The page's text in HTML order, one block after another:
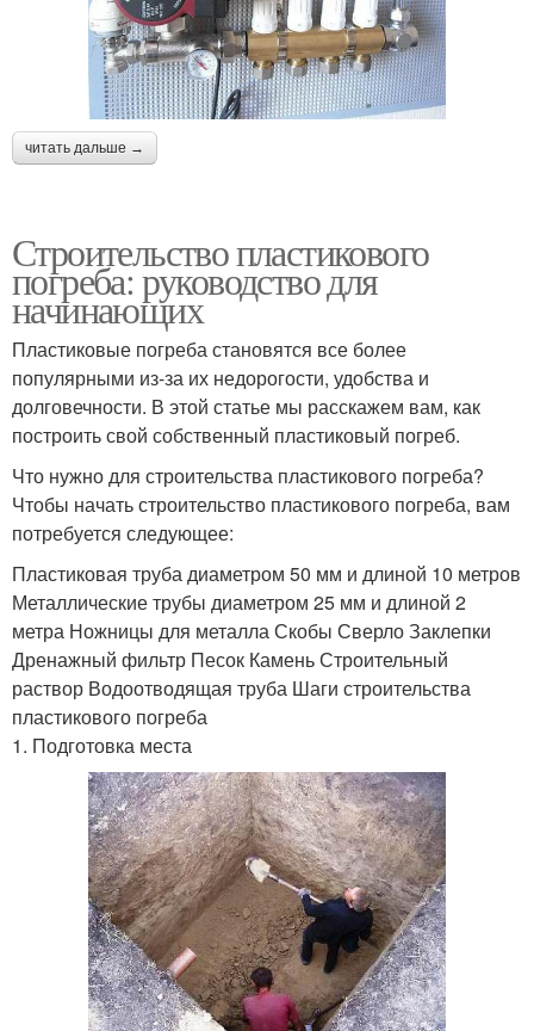
читать дальше →
Строительство пластикового
погреба: руководство для
начинающих
Пластиковые погреба становятся все более
популярными из-за их недорогости, удобства и
долговечности. В этой статье мы расскажем вам, как
построить свой собственный пластиковый погреб.
Что нужно для строительства пластикового погреба?
Чтобы начать строительство пластикового погреба, вам
потребуется следующее:
Пластиковая труба диаметром 50 мм и длиной 10 метров
Металлические трубы диаметром 25 мм и длиной 2
метра Ножницы для металла Скобы Сверло Заклепки
Дренажный фильтр Песок Камень Строительный
раствор Водоотводящая труба Шаги строительства
пластикового погреба
1. Подготовка места